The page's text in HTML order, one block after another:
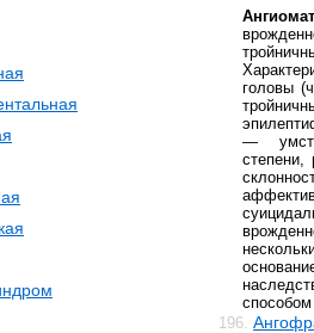
головы
—
степени,
196.